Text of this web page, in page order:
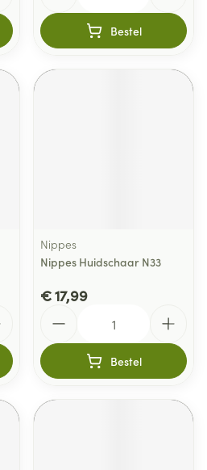
Bestel
Nippes
Nippes Huidschaar N33
€ 17,99
Bestel